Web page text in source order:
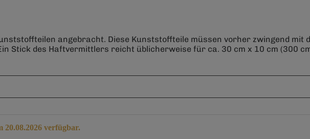
angebracht. Diese Kunststoffteile müssen vorher zwingend
Stick des Haftvermittlers reicht üblicherweise für ca. 30 cm x 10 cm (300
20.08.2026 verfügbar.